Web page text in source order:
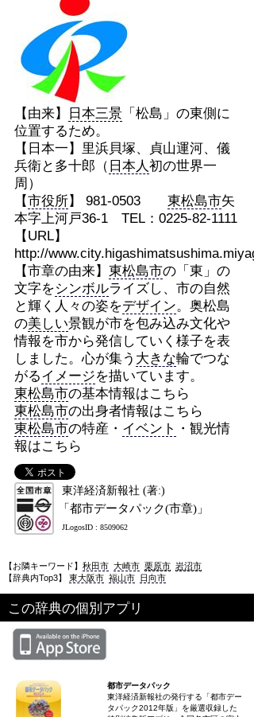
【由来】 日本三景「松島」の東側に
位置するため。
【日本一】里浜貝塚、貞山運河、儀
兵衛と多十郎（ 日本人初の世界一
周）
【市役所】 981-0503 東松島市矢
本字上河戸36-1 TEL：0225-82-1111
【URL】
http://
【市章の由来】 東松島市の「東」の
文字をシンボルライズし、市の自然
と輝く人々の姿をデザイン。奥松島
の美しい景観が市を包み込み文化や
情報を市から発信していく様子を表
しました。心が集う 大きな輪でつな
がるイメージを描いています。
東松島市の基本情報はこちら
東松島市の出身者情報はこちら
東松島市の特産・ イベント ・観光情
報はこちら
東洋経済新報社 (著:)
「都市データパック(市章)」
JLogosID : 8509062
【お隣キーワード】 秋田市 大崎市 栗原市 岩沼市
【辞典内Top3】 東大阪市 福山市 日向市
この辞典の個別アプリ
都市データパック
東洋経済新報社の発行する「都市デー
タパック2012年版」を厳選収録した